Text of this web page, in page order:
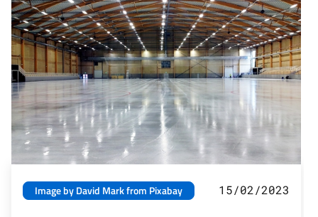
Image by David Mark from Pixabay 15/02/2023